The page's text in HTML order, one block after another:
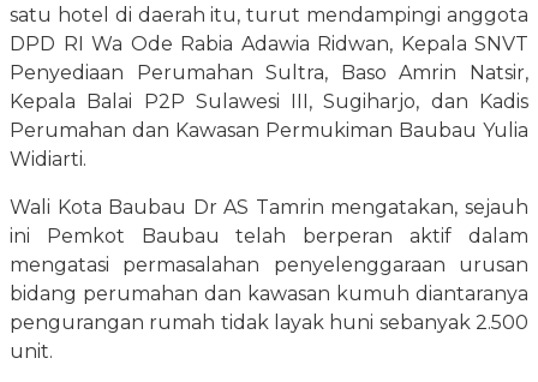
satu hotel di daerah itu, turut mendampingi anggota
DPD RI Wa Ode Rabia Adawia Ridwan, Kepala SNVT
Penyediaan Perumahan Sultra, Baso Amrin Natsir,
Kepala Balai P2P Sulawesi III, Sugiharjo, dan Kadis
Perumahan dan Kawasan Permukiman Baubau Yulia
Widiarti.
Wali Kota Baubau Dr AS Tamrin mengatakan, sejauh
ini Pemkot Baubau telah berperan aktif dalam
mengatasi permasalahan penyelenggaraan urusan
bidang perumahan dan kawasan kumuh diantaranya
pengurangan rumah tidak layak huni sebanyak 2.500
unit.